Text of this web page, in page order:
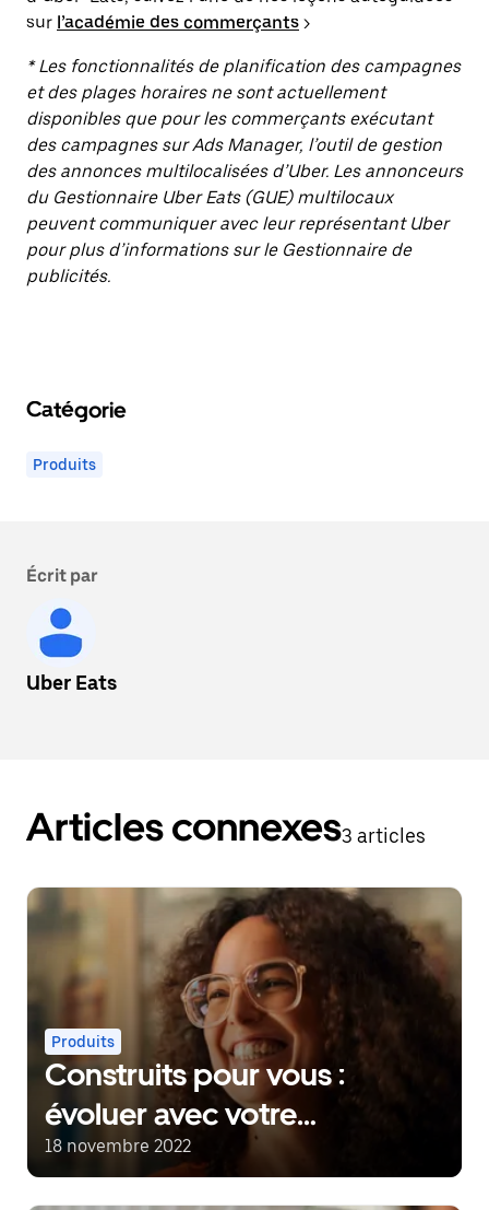
sur l’académie des commerçants >
* Les fonctionnalités de planification des campagnes
et des plages horaires ne sont actuellement
disponibles que pour les commerçants exécutant
des campagnes sur Ads Manager, l’outil de gestion
des annonces multilocalisées d’Uber. Les annonceurs
du Gestionnaire Uber Eats (GUE) multilocaux
peuvent communiquer avec leur représentant Uber
pour plus d’informations sur le Gestionnaire de
publicités.
Catégorie
Produits
Écrit par
Uber Eats
Articles connexes3 articles
Produits
Construits pour vous :
évoluer avec votre
communauté
18 novembre 2022